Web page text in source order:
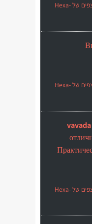
סיכום הניסוי ב'מקורות': בחינת הכיסויים הצפים של Hexa-
סיכום הניסוי ב'מקורות': בחינת הכיסויים הצפים של Hexa-
סיכום הניסוי ב'מקורות': בחינת הכיסויים הצפים של Hexa-